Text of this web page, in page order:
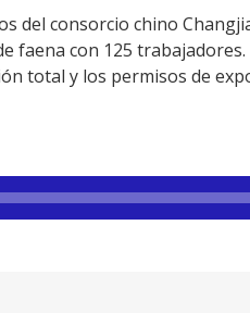
del consorcio chino
faena con 125
total y los permisos de